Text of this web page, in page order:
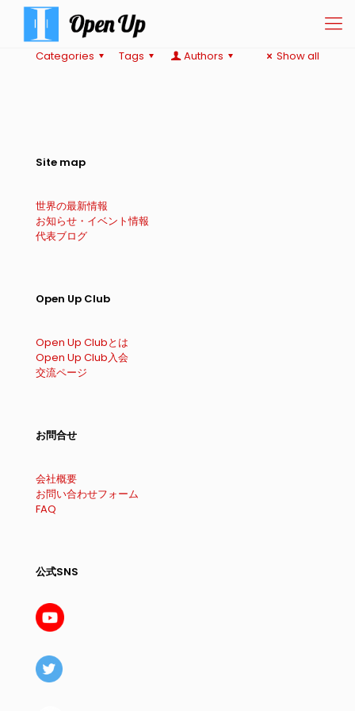
Categories Tags Authors Show all
Site map
世界の最新情報
お知らせ・イベント情報
代表ブログ
Open Up Club
Open Up Clubとは
Open Up Club入会
交流ページ
お問合せ
会社概要
お問い合わせフォーム
FAQ
公式SNS